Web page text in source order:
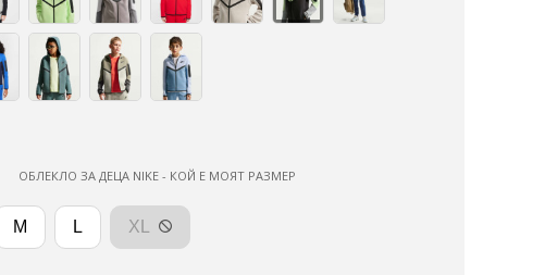
ОБЛЕКЛО ЗА ДЕЦА NIKE - КОЙ Е МОЯТ РАЗМЕР
M L XL